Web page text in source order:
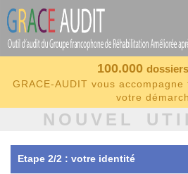
100.000
GRACE-AUDIT vous
votre
NOUVEL
Etape 2/2 : votre identité